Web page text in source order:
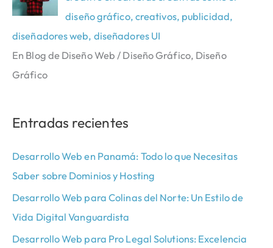
diseño gráfico, creativos, publicidad,
diseñadores web, diseñadores UI
En Blog de Diseño Web / Diseño Gráfico, Diseño
Gráfico
Entradas recientes
Desarrollo Web en Panamá: Todo lo que Necesitas
Saber sobre Dominios y Hosting
Desarrollo Web para Colinas del Norte: Un Estilo de
Vida Digital Vanguardista
Desarrollo Web para Pro Legal Solutions: Excelencia